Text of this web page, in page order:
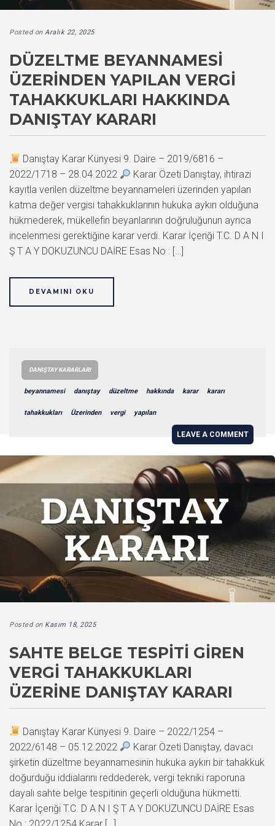
Posted on Aralık 22, 2025
DÜZELTME BEYANNAMESI
ÜZERINDEN YAPILAN VERGI
TAHAKKUKLARI HAKKINDA
DANIŞTAY KARARI
Danıştay Karar Künyesi 9. Daire – 2019/6816 –
2022/1718 – 28.04.2022
Karar Özeti Danıştay, ihtirazi
kayıtla verilen düzeltme beyannameleri üzerinden yapılan
katma değer vergisi tahakkuklarının hukuka aykırı olduğuna
hükmederek, mükellefin beyanlarının doğruluğunun ayrıca
incelenmesi gerektiğine karar verdi. Karar İçeriği T.C. D A N I
Ş T A Y DOKUZUNCU DAİRE Esas No : […]
DEVAMINI OKU
DANIŞTAY KARARLARI
beyannamesi danıştay düzeltme hakkında karar kararı
tahakkukları Üzerinden vergi yapılan
LEAVE A COMMENT
Posted on Kasım 18, 2025
SAHTE BELGE TESPITI GIREN
VERGI TAHAKKUKLARI
ÜZERINE DANIŞTAY KARARI
Danıştay Karar Künyesi 9. Daire – 2022/1254 –
2022/6148 – 05.12.2022
Karar Özeti Danıştay, davacı
şirketin düzeltme beyannamesinin hukuka aykırı bir tahakkuk
doğurduğu iddialarını reddederek, vergi tekniki raporuna
dayalı sahte belge tespitinin geçerli olduğuna hükmetti.
Karar İçeriği T.C. D A N I Ş T A Y DOKUZUNCU DAİRE Esas